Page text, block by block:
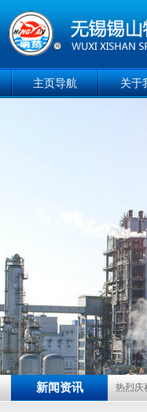
主页导航 关于
新闻资讯 热烈庆